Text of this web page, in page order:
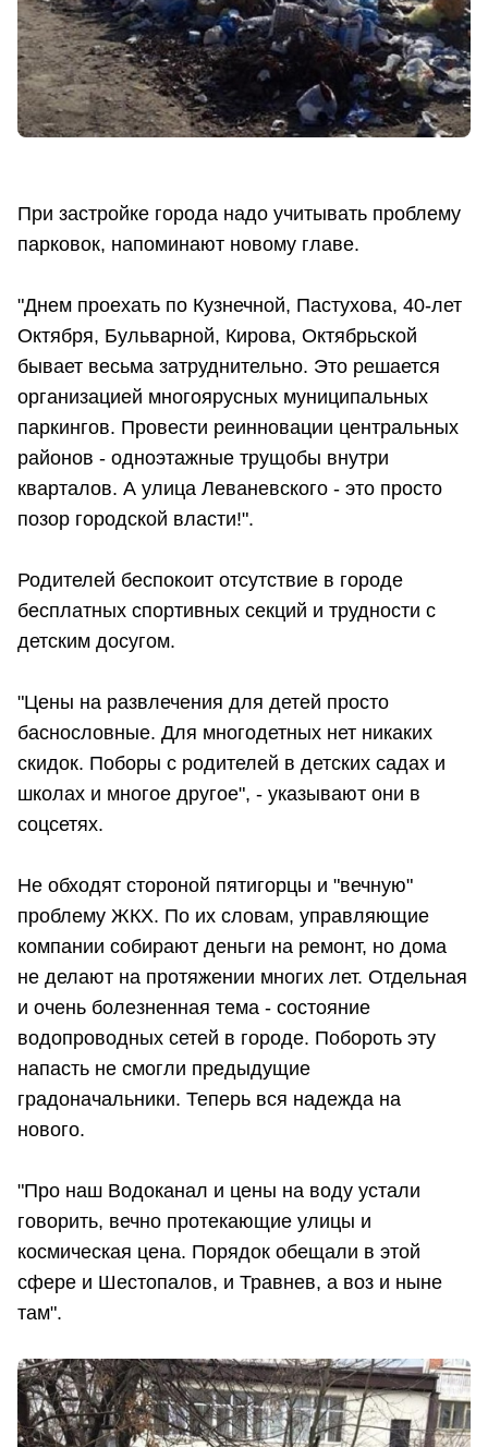
При застройке города надо учитывать проблему
парковок, напоминают новому главе.
"Днем проехать по Кузнечной, Пастухова, 40-лет
Октября, Бульварной, Кирова, Октябрьской
бывает весьма затруднительно. Это решается
организацией многоярусных муниципальных
паркингов. Провести реинновации центральных
районов - одноэтажные трущобы внутри
кварталов. А улица Леваневского - это просто
позор городской власти!".
Родителей беспокоит отсутствие в городе
бесплатных спортивных секций и трудности с
детским досугом.
"Цены на развлечения для детей просто
баснословные. Для многодетных нет никаких
скидок. Поборы с родителей в детских садах и
школах и многое другое", - указывают они в
соцсетях.
Не обходят стороной пятигорцы и "вечную"
проблему ЖКХ. По их словам, управляющие
компании собирают деньги на ремонт, но дома
не делают на протяжении многих лет. Отдельная
и очень болезненная тема - состояние
водопроводных сетей в городе. Побороть эту
напасть не смогли предыдущие
градоначальники. Теперь вся надежда на
нового.
"Про наш Водоканал и цены на воду устали
говорить, вечно протекающие улицы и
космическая цена. Порядок обещали в этой
сфере и Шестопалов, и Травнев, а воз и ныне
там".